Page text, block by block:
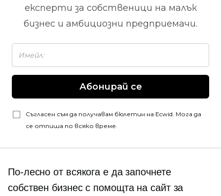
експерти за собственици на малък
бизнес и амбициозни предприемачи.
Абонирай се
Съгласен съм да получавам бюлетин на Ecwid. Мога да
се отпиша по всяко време.
По-лесно от всякога е да започнете
собствен бизнес с помощта на сайт за